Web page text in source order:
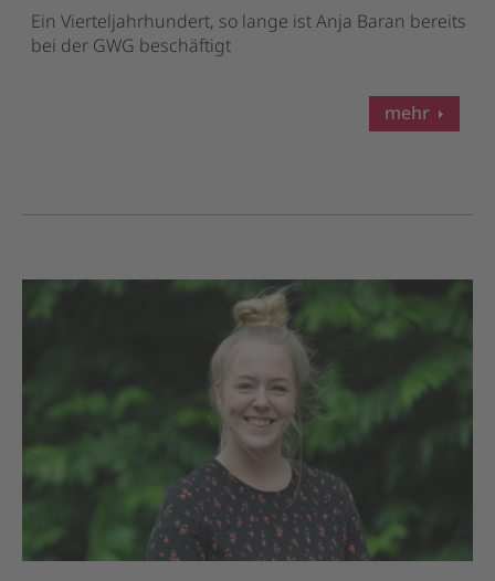
Ein Vierteljahrhundert, so lange ist Anja Baran bereits
bei der GWG beschäftigt
mehr